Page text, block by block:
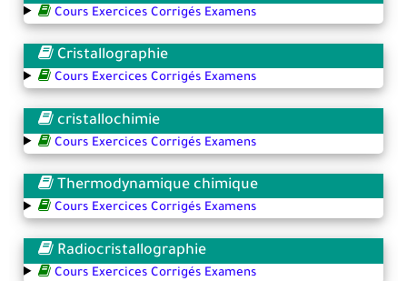
Cours Exercices Corrigés Examens
Cristallographie
Cours Exercices Corrigés Examens
cristallochimie
Cours Exercices Corrigés Examens
Thermodynamique chimique
Cours Exercices Corrigés Examens
Radiocristallographie
Cours Exercices Corrigés Examens